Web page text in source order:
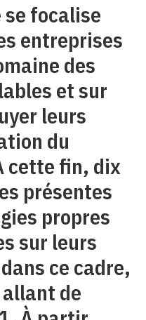
focalise
entreprises
des
et sur
leurs
du
cette fin, dix
présentes
propres
sur leurs
ce cadre,
de